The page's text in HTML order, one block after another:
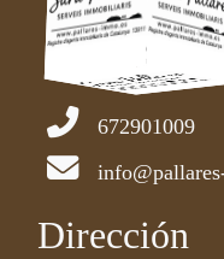
672901009
Dirección